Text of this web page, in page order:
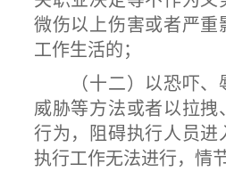
微伤以上伤害或者严重
工作生活的；
（十二）以恐吓、
威胁等方法或者以拉拽
行为，阻碍执行人员进
执行工作无法进行，情